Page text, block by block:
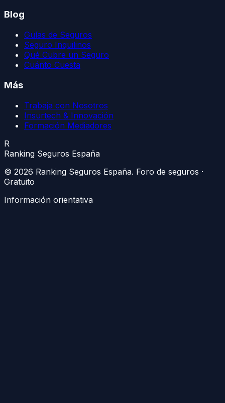
Blog
Guías de Seguros
Seguro Inquilinos
Qué Cubre un Seguro
Cuánto Cuesta
Más
Trabaja con Nosotros
Insurtech & Innovación
Formación Mediadores
R
Ranking Seguros España
© 2026 Ranking Seguros España. Foro de seguros ·
Gratuito
Información orientativa